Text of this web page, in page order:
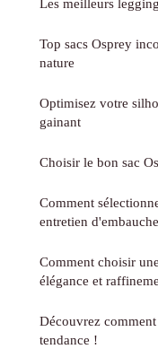
Les meilleurs
Top sacs Osprey
nature
Optimisez votre
gainant
Choisir le bon sac
Comment
entretien
Comment choisir
élégance et
Découvrez
tendance !